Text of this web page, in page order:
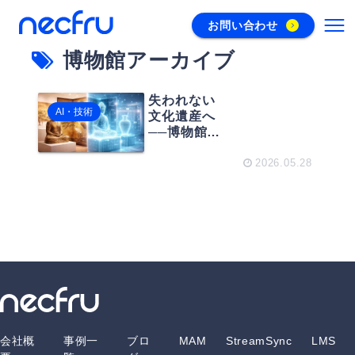
お問い合わせ
博物館アーカイブ
AI・技術
失われない
文化遺産へ
──博物館ア
2026.05.28
会社概
事例一
ブロ
MAM StreamSync LMS